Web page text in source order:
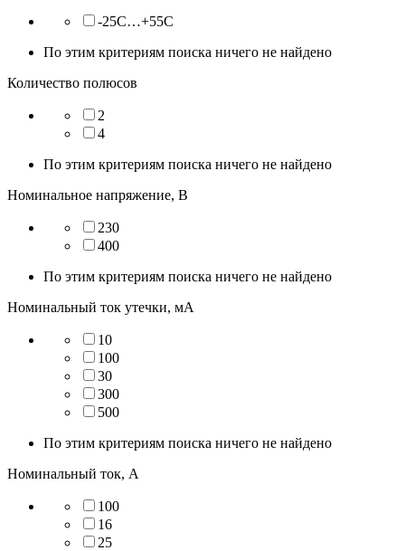
-25C…+55C
По этим критериям поиска ничего не найдено
Количество полюсов
2
4
По этим критериям поиска ничего не найдено
Номинальное напряжение, В
230
400
По этим критериям поиска ничего не найдено
Номинальный ток утечки, мА
10
100
30
300
500
По этим критериям поиска ничего не найдено
Номинальный ток, А
100
16
25